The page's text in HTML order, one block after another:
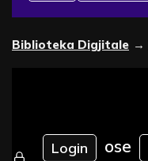
Biblioteka Digjitale →
Login ose